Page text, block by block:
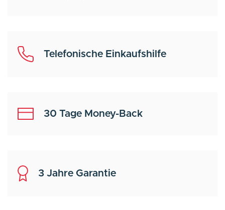
Telefonische Einkaufshilfe
30 Tage Money-Back
3 Jahre Garantie